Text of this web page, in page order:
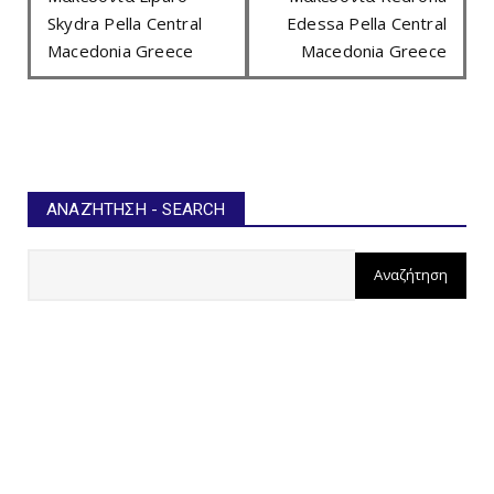
Skydra Pella Central
Macedonia Greece
Edessa Pella Central
Macedonia Greece
ΑΝΑΖΉΤΗΣΗ - SEARCH